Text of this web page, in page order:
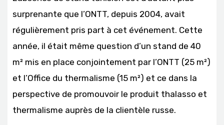
surprenante que l’ONTT, depuis 2004, avait
régulièrement pris part à cet événement. Cette
année, il était même question d’un stand de 40
m² mis en place conjointement par l’ONTT (25 m²)
et l’Office du thermalisme (15 m²) et ce dans la
perspective de promouvoir le produit thalasso et
thermalisme auprès de la clientèle russe.